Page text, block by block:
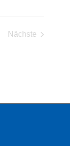
Nächste